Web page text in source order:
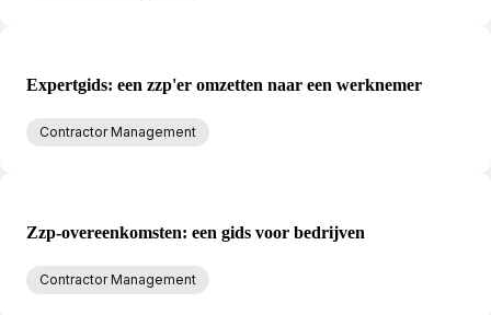
Expertgids: een zzp'er omzetten naar een werknemer
Contractor Management
Zzp-overeenkomsten: een gids voor bedrijven
Contractor Management